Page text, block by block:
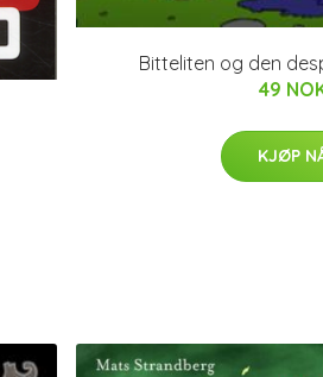
Bitteliten og den
49
KJØP